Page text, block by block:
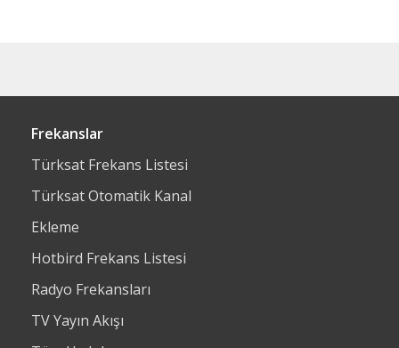
Frekanslar
Türksat Frekans Listesi
Türksat Otomatik Kanal
Ekleme
Hotbird Frekans Listesi
Radyo Frekansları
TV Yayın Akışı